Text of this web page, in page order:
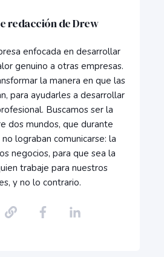
redacción de Drew
enfocada en desarrollar
genuino a otras empresas.
la manera en que las
para ayudarles a desarrollar
Buscamos ser la
dos mundos, que durante
lograban comunicarse: la
negocios, para que sea la
trabaje para nuestros
y no lo contrario.